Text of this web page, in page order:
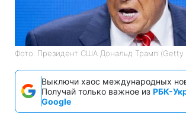
Фото: Президент США Дональд Трамп (Getty
Выключи хаос международных
Получай только важное из РБК-
Google